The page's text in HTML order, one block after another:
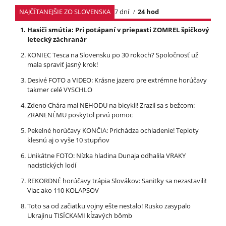
NAJČÍTANEJŠIE ZO SLOVENSKA 7 dní
24 hod
Hasiči smútia: Pri potápaní v priepasti ZOMREL špičkový
letecký záchranár
KONIEC Tesca na Slovensku po 30 rokoch? Spoločnosť už
mala spraviť jasný krok!
Desivé FOTO a VIDEO: Krásne jazero pre extrémne horúčavy
takmer celé VYSCHLO
Zdeno Chára mal NEHODU na bicykli! Zrazil sa s bežcom:
ZRANENÉMU poskytol prvú pomoc
Pekelné horúčavy KONČIA: Prichádza ochladenie! Teploty
klesnú aj o vyše 10 stupňov
Unikátne FOTO: Nízka hladina Dunaja odhalila VRAKY
nacistických lodí
REKORDNÉ horúčavy trápia Slovákov: Sanitky sa nezastavili!
Viac ako 110 KOLAPSOV
Toto sa od začiatku vojny ešte nestalo! Rusko zasypalo
Ukrajinu TISÍCKAMI kĺzavých bômb